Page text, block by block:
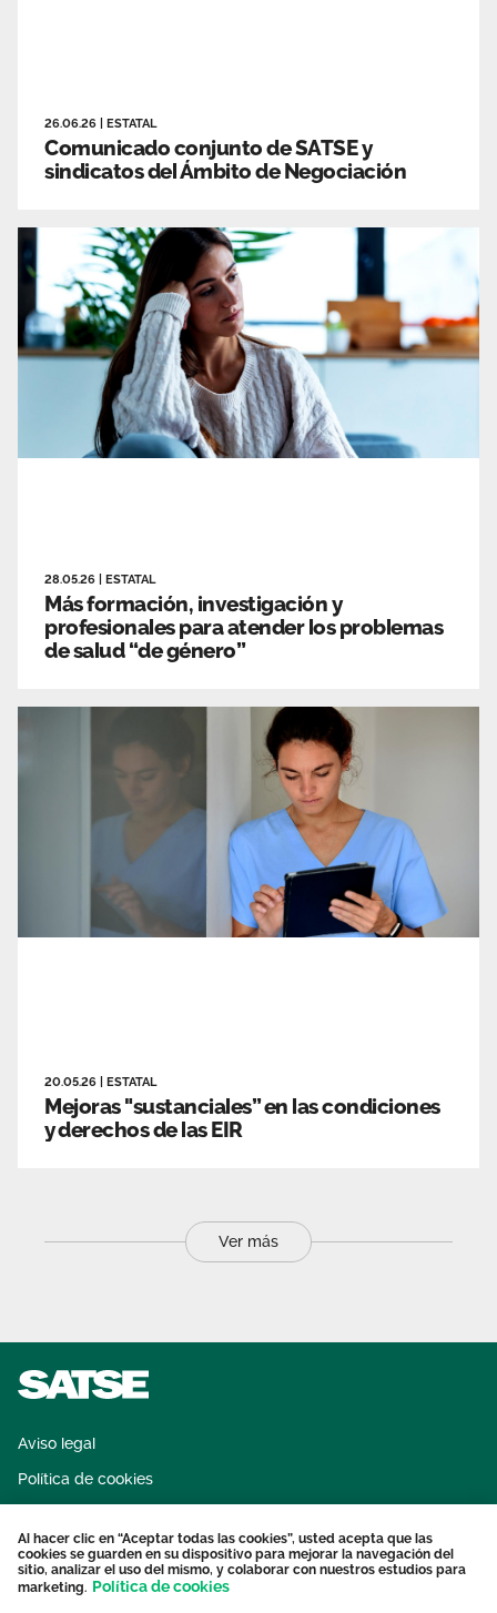
26.06.26 ESTATAL
Comunicado conjunto de SATSE y
sindicatos del Ámbito de Negociación
28.05.26 ESTATAL
Más formación, investigación y
profesionales para atender los problemas
de salud “de género”
20.05.26 ESTATAL
Mejoras "sustanciales” en las condiciones
y derechos de las EIR
Ver más
Aviso legal
Política de cookies
Protección datos personales
Contacto
Al hacer clic en “Aceptar todas las cookies”, usted acepta que las
cookies se guarden en su dispositivo para mejorar la navegación del
sitio, analizar el uso del mismo, y colaborar con nuestros estudios para
marketing. Política de cookies